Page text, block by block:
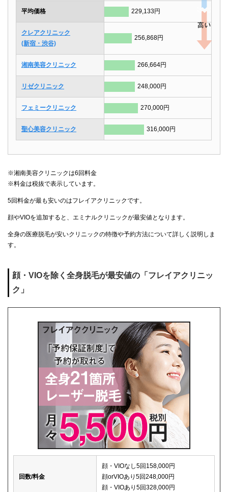
平均価格 229,133円
クレアクリニック
(新宿・渋谷)
256,868円
湘南美容クリニック 266,664円
リゼクリニック 248,000円
フェミークリニック 270,000円
聖心美容クリニック 316,000円
※湘南美容クリニックは6回料金
※料金は税抜で表示しています。
5回料金が最も安いのはフレイアクリニックです。
顔やVIOを追加すると、エミナルクリニックが最安値となります。
全身の医療脱毛が安いクリニックの特徴や予約方法について詳しく説明しま
す。
顔・VIOを除く全身脱毛が最安値の「フレイアクリニッ
ク」
回数/料金
顔・VIOなし5回158,000円
顔orVIOあり5回248,000円
顔・VIOあり5回328,000円